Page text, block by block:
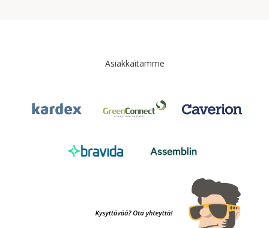
Asiakkaitamme